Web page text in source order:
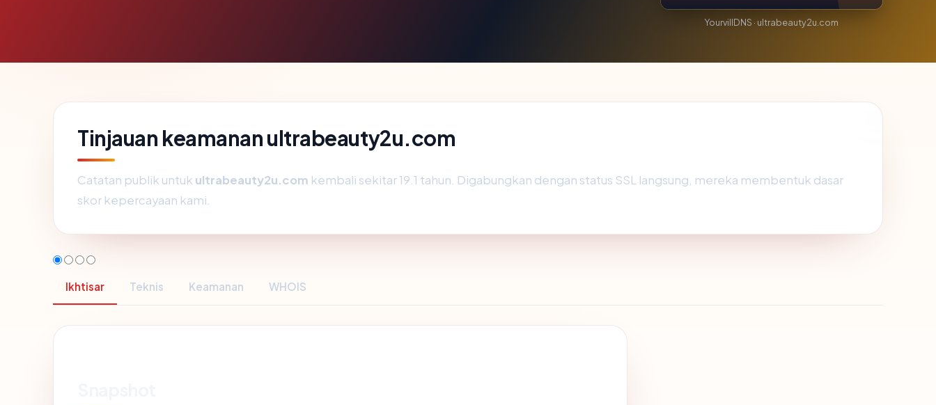
YourvillDNS · ultrabeauty2u.com
Tinjauan keamanan ultrabeauty2u.com
Catatan publik untuk ultrabeauty2u.com kembali sekitar 19.1 tahun. Digabungkan dengan status SSL langsung, mereka membentuk dasar
skor kepercayaan kami.
Ikhtisar Teknis Keamanan WHOIS